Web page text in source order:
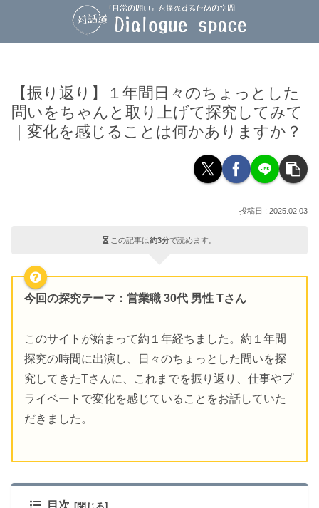
【振り返り】１年間日々のちょっとした
問いをちゃんと取り上げて探究してみて
｜変化を感じることは何かありますか？
2025.02.03
この記事は約3分で読めます。
今回の探究テーマ ：営業職 30代 男性 Tさん
このサイトが始まって約１年経ちました。約１年間
探究の時間に出演し、日々のちょっとした問いを探
究してきたTさんに、これまでを振り返り、仕事やプ
ライベートで変化を感じていることをお話していた
だきました。
目次